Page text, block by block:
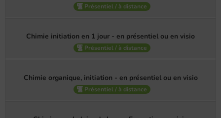
Présentiel / à distance
Chimie initiation en 1 jour - en présentiel ou en visio
Présentiel / à distance
Chimie organique, initiation - en présentiel ou en visio
Présentiel / à distance